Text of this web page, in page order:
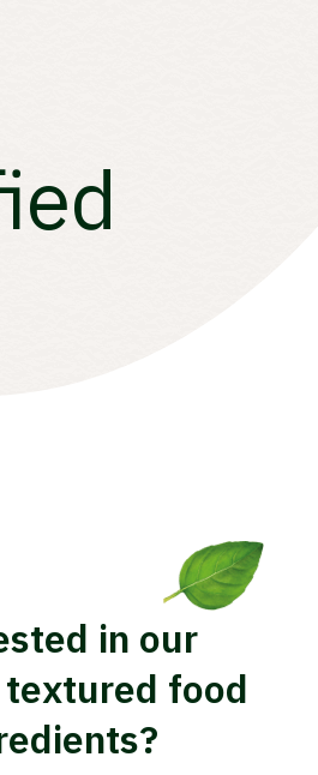
in our
food